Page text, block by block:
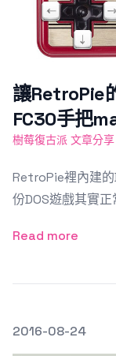
讓RetroPie
FC30手把
樹莓復古派 文章分享
RetroPie裡內建
份DOS遊戲其實
Read more
發文於
2016-08-24